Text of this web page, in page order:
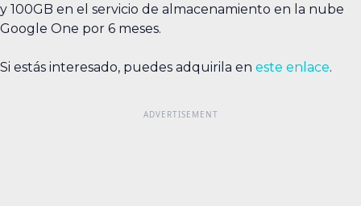
y 100GB en el servicio de almacenamiento en la nube
Google One por 6 meses.
Si estás interesado, puedes adquirila en este enlace.